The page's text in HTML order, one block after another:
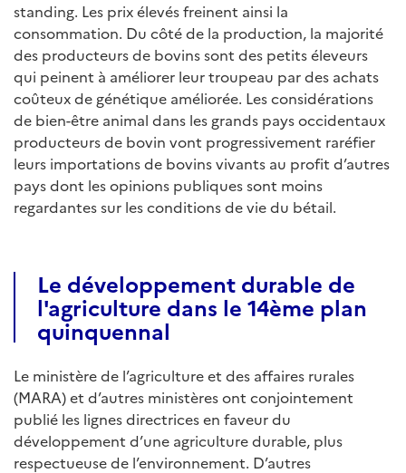
standing. Les prix élevés freinent ainsi la
consommation. Du côté de la production, la majorité
des producteurs de bovins sont des petits éleveurs
qui peinent à améliorer leur troupeau par des achats
coûteux de génétique améliorée. Les considérations
de bien-être animal dans les grands pays occidentaux
producteurs de bovin vont progressivement raréfier
leurs importations de bovins vivants au profit d’autres
pays dont les opinions publiques sont moins
regardantes sur les conditions de vie du bétail.
Le développement durable de
l'agriculture dans le 14ème plan
quinquennal
Le ministère de l’agriculture et des affaires rurales
(MARA) et d’autres ministères ont conjointement
publié les lignes directrices en faveur du
développement d’une agriculture durable, plus
respectueuse de l’environnement. D’autres